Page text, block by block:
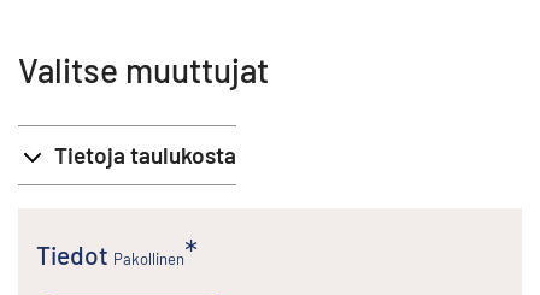
Valitse muuttujat
Tietoja taulukosta
Tiedot Pakollinen